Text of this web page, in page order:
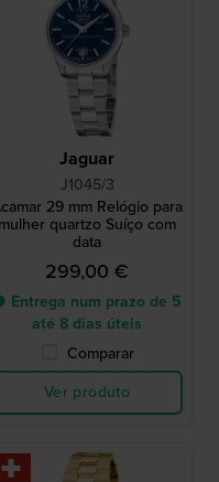
Jaguar
J1045/3
29 mm Relógio para
mulher quartzo Suíço com
data
299,00 €
Entrega num prazo de 5
até 8 dias úteis
Comparar
Ver produto